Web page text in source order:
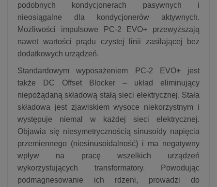
podobnych kondycjonerach pasywnych i
nieosiągalne dla kondycjonerów aktywnych.
Możliwości impulsowe PC-2 EVO+ przewyższają
nawet wartości prądu czystej linii zasilającej bez
dodatkowych urządzeń.
Standardowym wyposażeniem PC-2 EVO+ jest
także DC Offset Blocker – układ eliminujący
niepożądaną składową stałą sieci elektrycznej. Stała
składowa jest zjawiskiem wysoce niekorzystnym i
występuje niemal w każdej sieci elektrycznej.
Objawia się niesymetrycznością sinusoidy napięcia
przemiennego (niesinusoidalność) i ma negatywny
wpływ na pracę wszelkich urządzeń
wykorzystujących transformatory. Powodując
podmagnesowanie ich rdzeni, prowadzi do